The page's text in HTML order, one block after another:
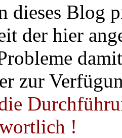
dieses Blog
der hier
zur
!